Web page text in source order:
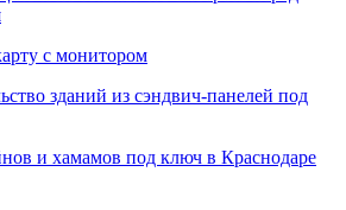
с монитором
зданий из сэндвич-панелей под
и хамамов под ключ в Краснодаре